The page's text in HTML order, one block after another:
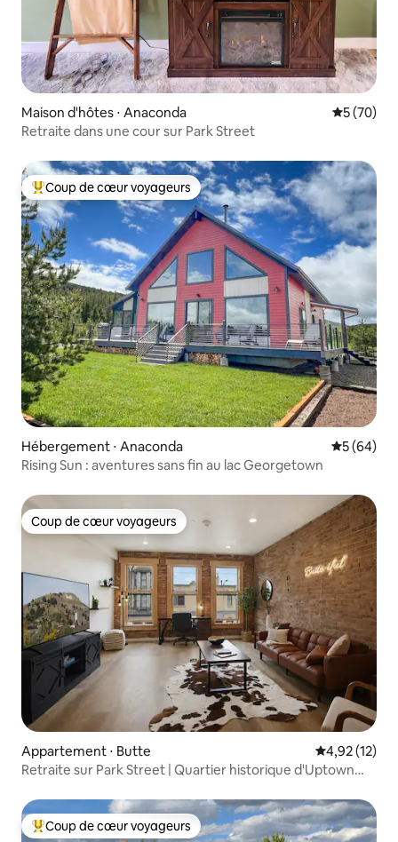
Maison d'hôtes ⋅ Anaconda
5 (70)
Retraite dans une cour sur Park Street
Coups de cœur voyageurs les plus appréciés
Coup de cœur voyageurs
Hébergement ⋅ Anaconda
5 (64)
Rising Sun : aventures sans fin au lac Georgetown
Coup de cœur voyageurs
Coup de cœur voyageurs
Appartement ⋅ Butte Évaluation
4,92 (12)
Retraite sur Park Street | Quartier historique d'Uptown
Coups de cœur voyageurs les plus appréciés
Coup de cœur voyageurs